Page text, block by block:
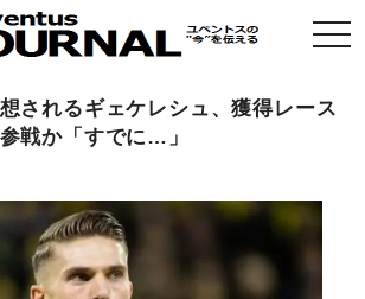
されるギェケレシュ、獲得レース
戦か「すでに…」